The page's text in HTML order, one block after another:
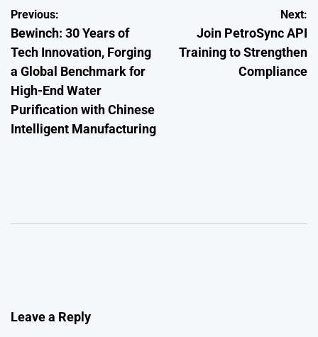
Post
navigation
Previous:
Bewinch: 30 Years of
Tech Innovation, Forging
a Global Benchmark for
High-End Water
Purification with Chinese
Intelligent Manufacturing
Next:
Join PetroSync API
Training to Strengthen
Compliance
Leave a Reply